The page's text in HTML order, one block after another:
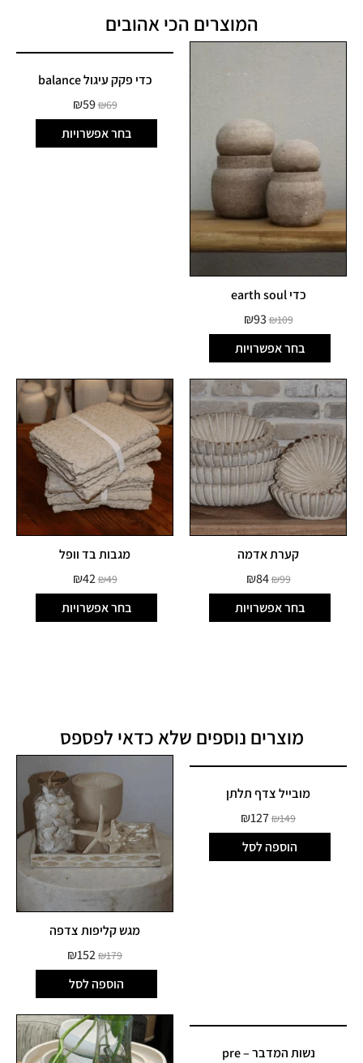
המוצרים הכי אהובים
כדי earth soul
₪109
₪93
בחר אפשרויות
כדי פקק עיגול balance
₪69
₪59
בחר אפשרויות
קערת אדמה
₪99
₪84
בחר אפשרויות
מגבות בד וופל
₪49
₪42
בחר אפשרויות
מוצרים נוספים שלא כדאי לפספס
מובייל צדף תלתן
₪149
₪127
הוספה לסל
מגש קליפות צדפה
₪179
₪152
הוספה לסל
נשות המדבר – pre